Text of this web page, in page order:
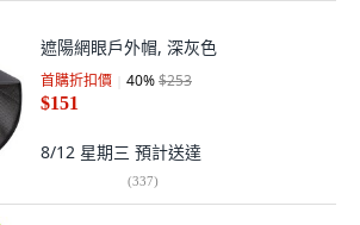
遮陽網眼戶外帽, 深灰色
首購折扣價 40%$253
$151
8/12 星期三 預計送達
(337)